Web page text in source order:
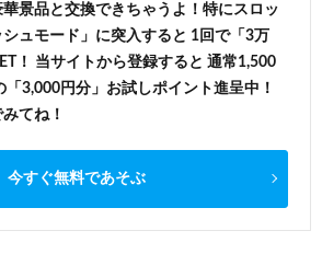
景品と交換できちゃうよ！特にスロッ
シュモード」に突入すると 1回で「3万
！ 当サイトから登録すると 通常1,500
「3,000円分」お試しポイント進呈中！
てね！
今すぐ無料であそぶ